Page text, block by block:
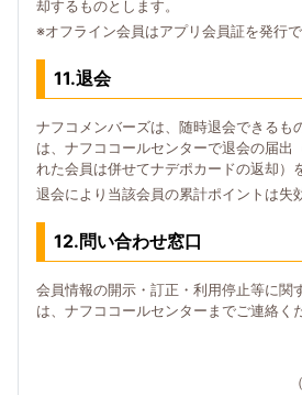
却するものとします。
※オフライン会員はアプリ会員証を発行で
11.退会
ナフコメンバーズは、随時退会できるも
は、ナフココールセンターで退会の届出
れた会員は併せてナデポカードの返却）
退会により当該会員の累計ポイントは失
12.問い合わせ窓口
会員情報の開示・訂正・利用停止等に関
は、ナフココールセンターまでご連絡く